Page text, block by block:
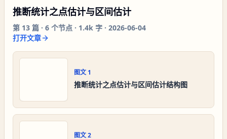
推断统计之点估计与区间估计
第 13 篇 · 6 个节点 · 1.4k 字 · 2026-06-04
打开文章
图文 1
推断统计之点估计与区间估计结构图
图文2